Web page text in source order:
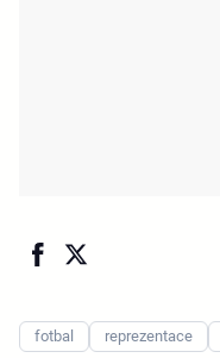
fotbal reprezentace